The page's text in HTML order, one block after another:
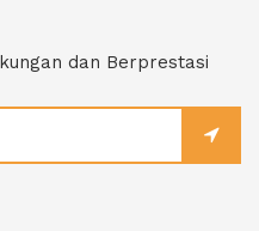
dan Berprestasi